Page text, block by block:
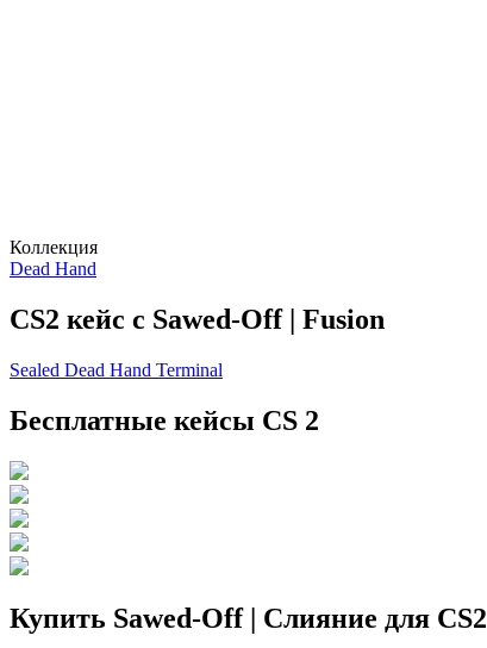
Коллекция
Dead Hand
CS2 кейс c Sawed-Off | Fusion
Sealed Dead Hand Terminal
Бесплатные кейсы CS 2
Купить Sawed-Off | Слияние для CS2